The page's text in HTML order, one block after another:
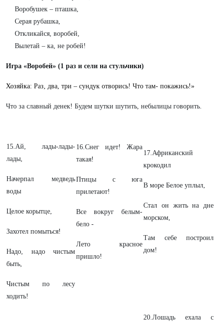
Воробушек – пташка,
Серая рубашка,
Откликайся, воробей,
Вылетай – ка, не робей!
Игра «Воробей» (1 раз и сели на стульчики)
Хозяйка: Раз, два, три – сундук отворись! Что там- покажись!»
Что за славный денек! Будем шутки шутить, небылицы говорить.
15.Ай, лады-лады-
лады,
Начерпал медведь
воды
Целое корытце,
Захотел помыться!
Надо, надо чистым
быть,
Чистым по лесу
ходить!
16.Снег идет! Жара
такая!
Птицы с юга
прилетают!
Все вокруг белым-
бело -
Лето красное
пришло!
17.Африканский
крокодил
В море Белое уплыл,
Стал он жить на дне
морском,
Там себе построил
дом!
20.Лошадь ехала с